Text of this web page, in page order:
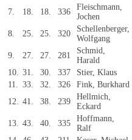
7. 18. 18. 336
Fleischmann,
Jochen
8. 25. 25. 320
Schellenberger,
Wolfgang
9. 27. 27. 281
Schmid,
Harald
10. 31. 30. 337 Stier, Klaus
11. 33. 32. 326 Fink, Burkhard
12. 41. 38. 239
Hellmich,
Eckard
13. 43. 40. 335
Hoffmann,
Ralf